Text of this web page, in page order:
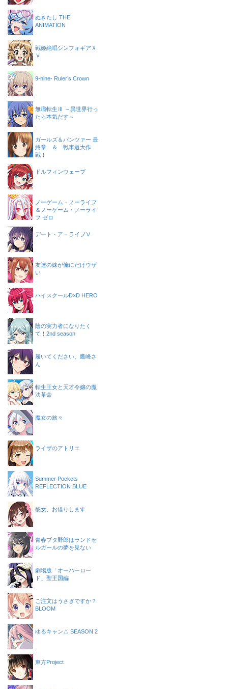
ぬきたし THE
ANIMATION
戦姫絶唱シンフォギアＸ
Ｖ
9-nine- Ruler’s Crown
無職転生Ⅲ ～異世界行っ
たら本気だす～
ガールズ＆パンツァー 最
終章 ＆ 戦車道大作
戦！
ドルフィンウェーブ
ノーゲーム・ノーライフ
＆ノーゲーム・ノーライ
フ ゼロ
デート・ア・ライブⅤ
友達の妹が俺にだけウザ
い
ハイスクールD×D HERO
陰の実力者になりたく
て！2nd season
履いてください、鷹峰さ
ん
転生王女と天才令嬢の魔
法革命
魔女の旅々
ライザのアトリエ
Summer Pockets
REFLECTION BLUE
彼女、お借りします
青春ブタ野郎はランドセ
ルガールの夢を見ない
劇場版「オーバーロー
ド」聖王国編
ご注文はうさぎですか？
BLOOM
ゆるキャン△ SEASON 2
東方Project